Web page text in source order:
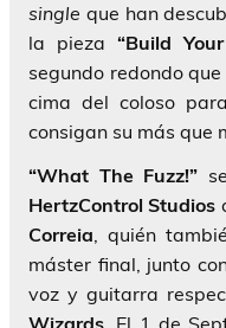
single que han
la pieza “Build
segundo redondo
cima del coloso
consigan su más que
“What The Fuzz!”
HertzControl Studios
Correia, quién
máster final, junto
voz y guitarra